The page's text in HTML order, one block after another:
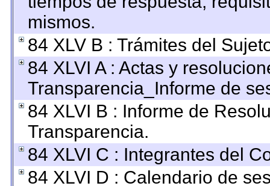
mismos.
84 XLV B : Trámites del
84 XLVI A : Actas y
Transparencia_Informe de
84 XLVI B : Informe de
Transparencia.
84 XLVI C : Integrantes del
84 XLVI D : Calendario de